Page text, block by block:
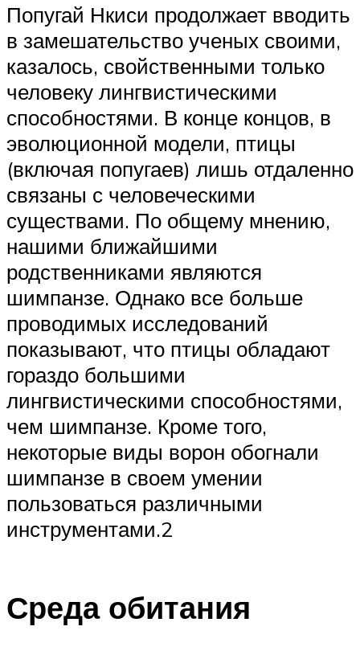
Попугай Нкиси продолжает вводить
в замешательство ученых своими,
казалось, свойственными только
человеку лингвистическими
способностями. В конце концов, в
эволюционной модели, птицы
(включая попугаев) лишь отдаленно
связаны с человеческими
существами. По общему мнению,
нашими ближайшими
родственниками являются
шимпанзе. Однако все больше
проводимых исследований
показывают, что птицы обладают
гораздо большими
лингвистическими способностями,
чем шимпанзе. Кроме того,
некоторые виды ворон обогнали
шимпанзе в своем умении
пользоваться различными
инструментами.2
Среда обитания